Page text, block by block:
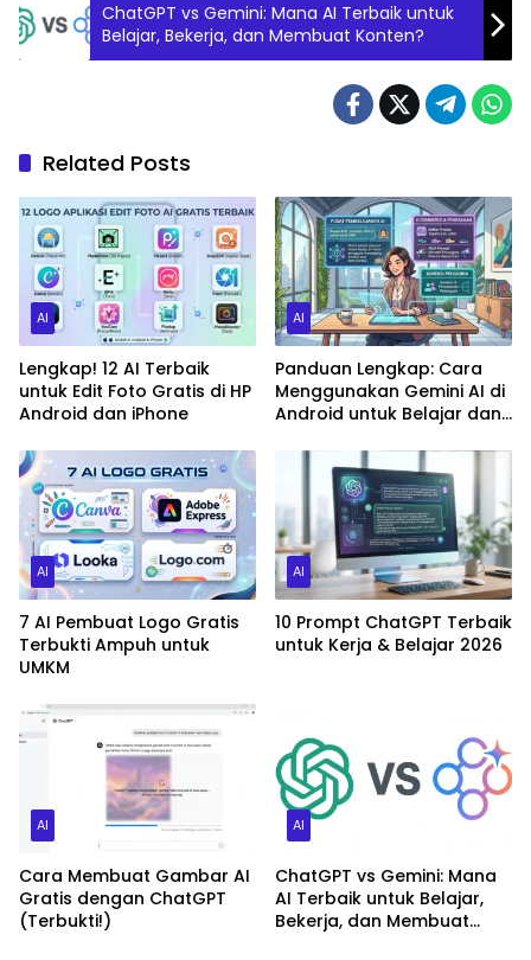
ChatGPT vs Gemini: Mana AI Terbaik untuk
Belajar, Bekerja, dan Membuat Konten?
Related Posts
AI
Lengkap! 12 AI Terbaik
untuk Edit Foto Gratis di HP
Android dan iPhone
AI
Panduan Lengkap: Cara
Menggunakan Gemini AI di
Android untuk Belajar dan
AI
7 AI Pembuat Logo Gratis
Terbukti Ampuh untuk
UMKM
AI
10 Prompt ChatGPT Terbaik
untuk Kerja & Belajar 2026
AI
Cara Membuat Gambar AI
Gratis dengan ChatGPT
(Terbukti!)
AI
ChatGPT vs Gemini: Mana
AI Terbaik untuk Belajar,
Bekerja, dan Membuat